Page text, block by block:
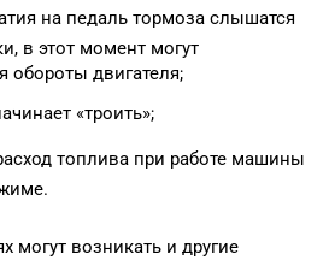
на педаль тормоза слышатся
в этот момент могут
обороты двигателя;
«троить»;
топлива при работе машины
могут возникать и другие